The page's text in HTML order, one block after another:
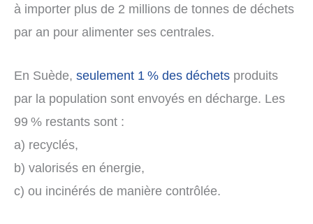
à importer plus de 2 millions de tonnes de déchets
par an pour alimenter ses centrales.
En Suède, seulement 1 % des déchets produits
par la population sont envoyés en décharge. Les
99 % restants sont :
a) recyclés,
b) valorisés en énergie,
c) ou incinérés de manière contrôlée.